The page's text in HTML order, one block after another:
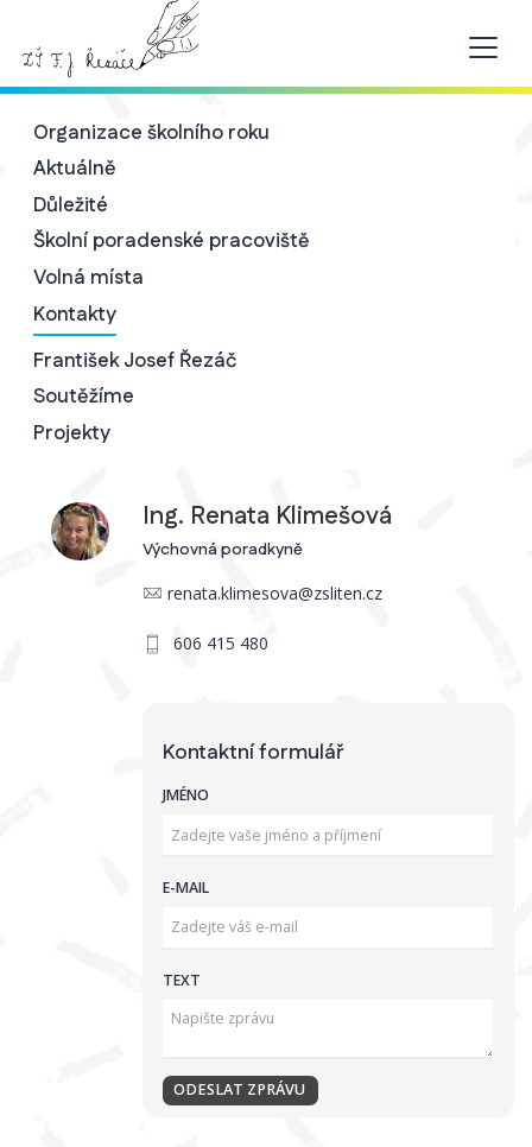
Organizace školního roku
Aktuálně
Důležité
Školní poradenské pracoviště
Volná místa
Kontakty
František Josef Řezáč
Soutěžíme
Projekty
Ing. Renata Klimešová
Výchovná poradkyně
renata.klimesova@zsliten.cz
606 415 480
Kontaktní formulář
JMÉNO
E-MAIL
TEXT